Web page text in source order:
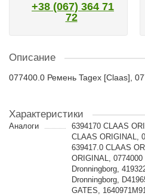
+38 (067) 364 71
72
Описание
077400.0 Ремень Tagex [Claas],
Характеристики
Аналоги
6394170 CLAAS
CLAAS ORIGINAL,
639417.0 CLAAS
ORIGINAL,
Dronningborg,
Dronningborg,
GATES,